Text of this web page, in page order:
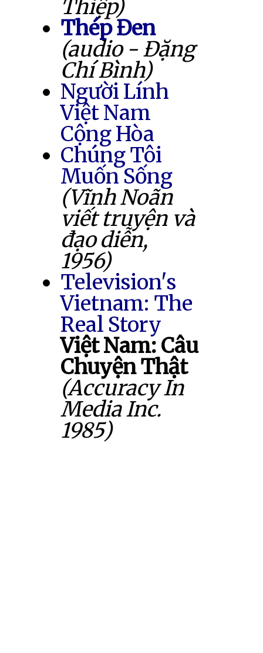
Thiệp)
Thép Đen
(audio - Đặng
Chí Bình)
Người Lính
Việt Nam
Cộng Hòa
Chúng Tôi
Muốn Sống
(Vĩnh Noãn
viết truyện và
đạo diễn,
1956)
Television's
Vietnam: The
Real Story
Việt Nam: Câu
Chuyện Thật
(Accuracy In
Media Inc.
1985)